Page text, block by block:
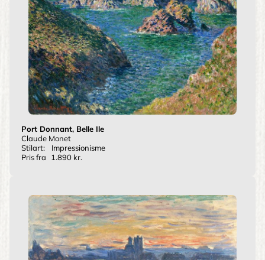
Port Donnant, Belle Ile
Claude Monet
Stilart:
Impressionisme
Pris fra
1.890 kr.